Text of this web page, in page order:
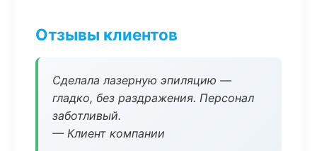
Отзывы клиентов
Сделала лазерную эпиляцию —
гладко, без раздражения. Персонал
заботливый.
— Клиент компании